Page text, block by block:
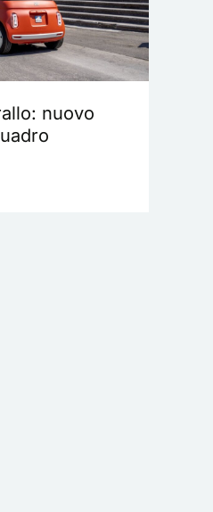
nuovo